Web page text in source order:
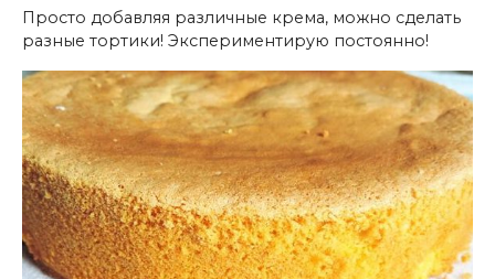
Просто добавляя различные крема, можно сделать
разные тортики! Экспериментирую постоянно!